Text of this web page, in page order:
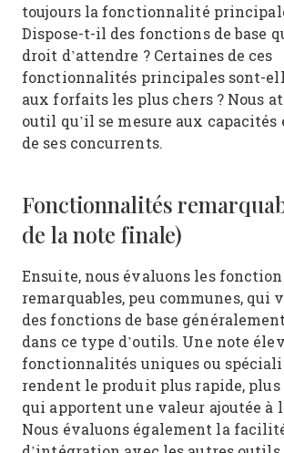
toujours la fonctionnalité
Dispose-t-il des fonctions de base
droit d’attendre ? Certaines de ces
fonctionnalités principales sont-
aux forfaits les plus chers ? Nous
outil qu’il se mesure aux
de ses concurrents.
Fonctionnalités
de la note finale)
Ensuite, nous évaluons les
remarquables, peu communes, qui
des fonctions de base
dans ce type d’outils. Une note
fonctionnalités uniques ou
rendent le produit plus rapide, plus
qui apportent une valeur ajoutée à
Nous évaluons également la